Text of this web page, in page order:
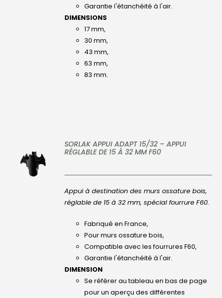
Garantie l'étanchéité à l'air.
DIMENSIONS
17 mm,
30 mm,
43 mm,
63 mm,
83 mm.
DÉTAILS
SORLAK APPUI ADAPT 15/32 – APPUI
RÉGLABLE DE 15 À 32 MM F60
Appui à destination des murs ossature bois,
réglable de 15 à 32 mm, spécial fourrure F60.
Fabriqué en France,
Pour murs ossature bois,
Compatible avec les fourrures F60,
Garantie l'étanchéité à l'air.
DIMENSION
Se référer au tableau en bas de page
pour un aperçu des différentes